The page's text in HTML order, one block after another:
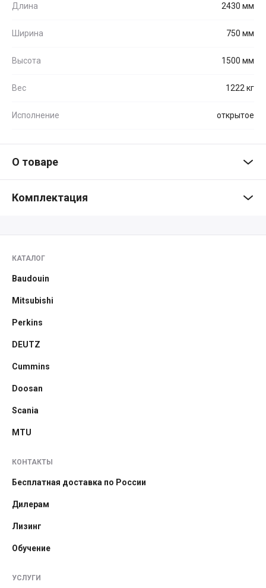
Длина 2430 мм
Ширина 750 мм
Высота 1500 мм
Вес 1222 кг
Исполнение открытое
О товаре
Комплектация
КАТАЛОГ
Baudouin
Mitsubishi
Perkins
DEUTZ
Cummins
Doosan
Scania
MTU
КОНТАКТЫ
Бесплатная доставка по России
Дилерам
Лизинг
Обучение
УСЛУГИ